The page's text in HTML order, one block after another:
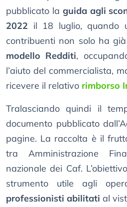
pubblicato la guida agli
2022 il 18 luglio, quando
contribuenti non solo ha
modello Redditi,
l’aiuto del commercialista,
ricevere il relativo rimborso
Tralasciando quindi il
documento pubblicato
pagine. La raccolta è il
tra Amministrazione
nazionale dei Caf.
strumento utile agli
professionisti abilitati al